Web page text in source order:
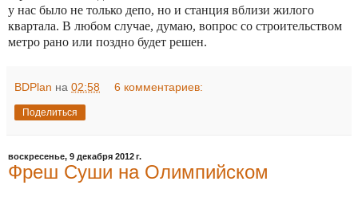
у нас было не только депо, но и станция вблизи жилого
квартала. В любом случае, думаю, вопрос со строительством
метро рано или поздно будет решен.
BDPlan на 02:58 6 комментариев:
Поделиться
воскресенье, 9 декабря 2012 г.
Фреш Суши на Олимпийском